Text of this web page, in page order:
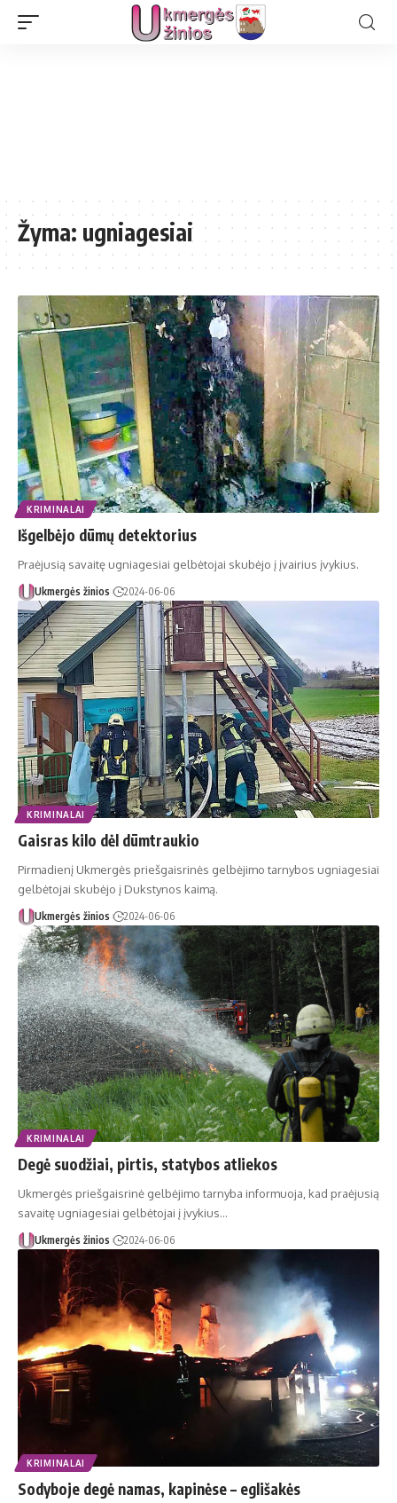
Žyma: ugniagesiai
KRIMINALAI
Išgelbėjo dūmų detektorius
Praėjusią savaitę ugniagesiai gelbėtojai skubėjo į įvairius įvykius.
Ukmergės žinios 2024-06-06
KRIMINALAI
Gaisras kilo dėl dūmtraukio
Pirmadienį Ukmergės priešgaisrinės gelbėjimo tarnybos ugniagesiai
gelbėtojai skubėjo į Dukstynos kaimą.
Ukmergės žinios 2024-06-06
KRIMINALAI
Degė suodžiai, pirtis, statybos atliekos
Ukmergės priešgaisrinė gelbėjimo tarnyba informuoja, kad praėjusią
savaitę ugniagesiai gelbėtojai į įvykius…
Ukmergės žinios 2024-06-06
KRIMINALAI
Sodyboje degė namas, kapinėse – eglišakės